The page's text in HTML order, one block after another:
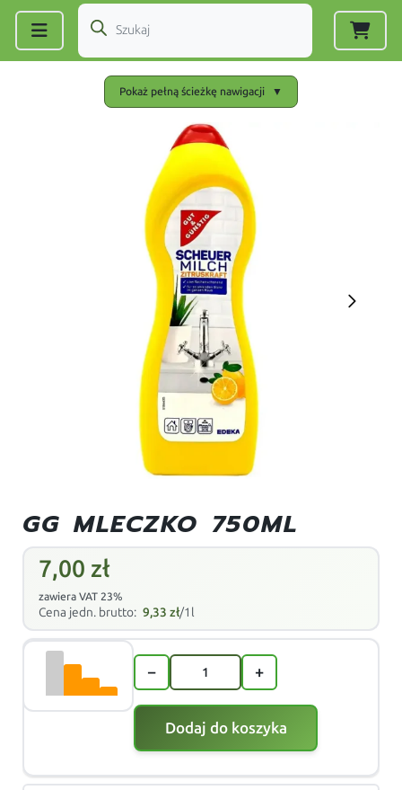
Pokaż pełną ścieżkę nawigacji ▼
GG MLECZKO 750ML
7,00 zł
zawiera VAT 23%
Cena jedn. brutto: 9,33zł/1l
− +
Dodaj do koszyka